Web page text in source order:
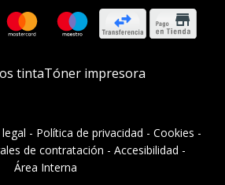
tintaTóner impresora
- Política de privacidad - Cookies -
de contratación - Accesibilidad -
Área Interna